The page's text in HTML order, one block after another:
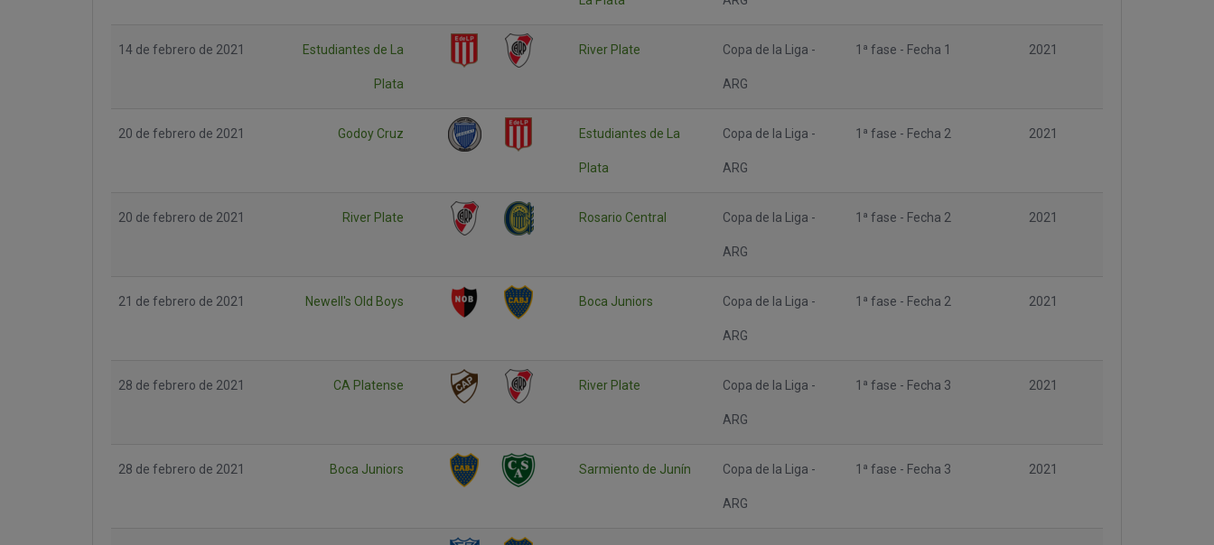
14 de febrero de 2021 Estudiantes de La
Plata
River Plate Copa de la Liga -
ARG
1ª fase - Fecha 1 2021
20 de febrero de 2021 Godoy Cruz Estudiantes de La
Plata
Copa de la Liga -
ARG
1ª fase - Fecha 2 2021
20 de febrero de 2021 River Plate Rosario Central Copa de la Liga -
ARG
1ª fase - Fecha 2 2021
21 de febrero de 2021 Newell's Old Boys Boca Juniors Copa de la Liga -
ARG
1ª fase - Fecha 2 2021
28 de febrero de 2021 CA Platense River Plate Copa de la Liga -
ARG
1ª fase - Fecha 3 2021
28 de febrero de 2021 Boca Juniors Sarmiento de Junín Copa de la Liga -
ARG
1ª fase - Fecha 3 2021